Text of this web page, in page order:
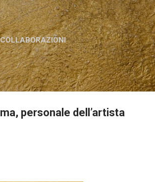
COLLABORAZIONI
personale dell’artista